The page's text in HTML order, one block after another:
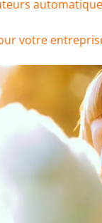
votre